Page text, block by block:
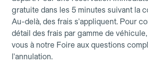
gratuite dans les 5 minutes suivant la
Au-delà, des frais s'appliquent. Pour
détail des frais par gamme de
vous à notre Foire aux questions
l'annulation.